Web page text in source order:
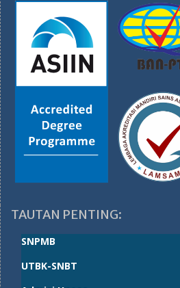
TAUTAN PENTING:
SNPMB
UTBK-SNBT